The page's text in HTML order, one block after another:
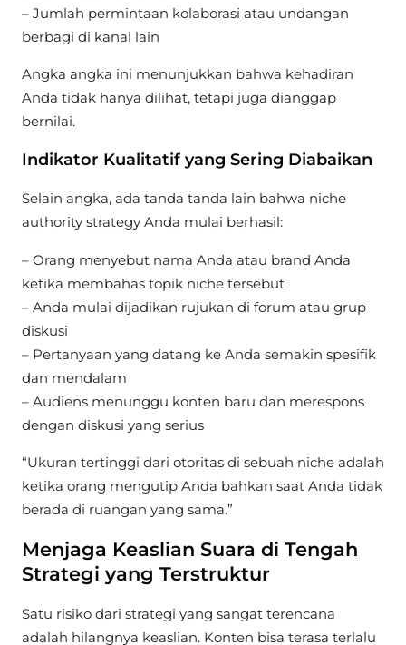
– Jumlah permintaan kolaborasi atau undangan
berbagi di kanal lain
Angka angka ini menunjukkan bahwa kehadiran
Anda tidak hanya dilihat, tetapi juga dianggap
bernilai.
Indikator Kualitatif yang Sering Diabaikan
Selain angka, ada tanda tanda lain bahwa niche
authority strategy Anda mulai berhasil:
– Orang menyebut nama Anda atau brand Anda
ketika membahas topik niche tersebut
– Anda mulai dijadikan rujukan di forum atau grup
diskusi
– Pertanyaan yang datang ke Anda semakin spesifik
dan mendalam
– Audiens menunggu konten baru dan merespons
dengan diskusi yang serius
“Ukuran tertinggi dari otoritas di sebuah niche adalah
ketika orang mengutip Anda bahkan saat Anda tidak
berada di ruangan yang sama.”
Menjaga Keaslian Suara di Tengah
Strategi yang Terstruktur
Satu risiko dari strategi yang sangat terencana
adalah hilangnya keaslian. Konten bisa terasa terlalu